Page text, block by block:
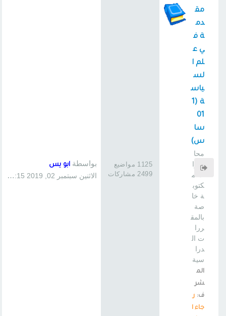
مق
دم
ة ف
ي ع
لم ا
لس
ياس
ة (1
01
سا
س)
محا
ضرا
ت م
كتوب
ة خا
صة
بالمق
ررا
ت ال
درا
سية
الم
شر
ف: ر
جاء ا
1125 مواضيع
2499 مشاركات
بواسطة ابو يس
الاثنين سبتمبر 02, 2019 1:15 pm